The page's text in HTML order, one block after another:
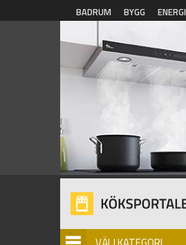
Hoppa till huvudinnehåll
BADRUM BYGG ENERGI